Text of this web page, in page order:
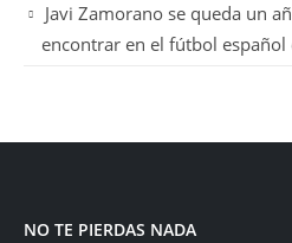
Javi Zamorano se queda un
encontrar en el fútbol español
NO TE PIERDAS NADA